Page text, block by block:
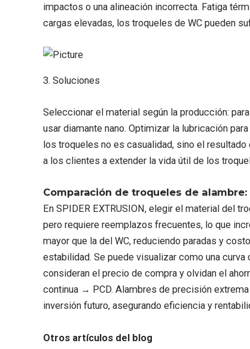
impactos o una alineación incorrecta. Fatiga
cargas elevadas, los troqueles de WC pueden
3. Soluciones
Seleccionar el material según la producción:
usar diamante nano. Optimizar la lubricación
los troqueles no es casualidad, sino el
a los clientes a extender la vida útil de los
Comparación de troqueles de alambre:
En SPIDER EXTRUSION, elegir el material del
pero requiere reemplazos frecuentes, lo que
mayor que la del WC, reduciendo paradas y
estabilidad. Se puede visualizar como una
consideran el precio de compra y olvidan el
continua → PCD. Alambres de precisión
inversión futuro, asegurando eficiencia y
Otros artículos del blog